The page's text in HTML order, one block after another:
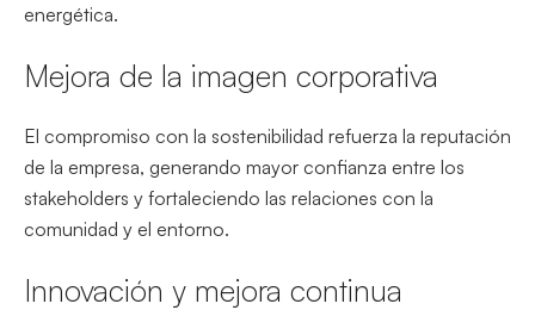
energética.
Mejora de la imagen corporativa
El compromiso con la sostenibilidad refuerza la reputación
de la empresa, generando mayor confianza entre los
stakeholders y fortaleciendo las relaciones con la
comunidad y el entorno.
Innovación y mejora continua